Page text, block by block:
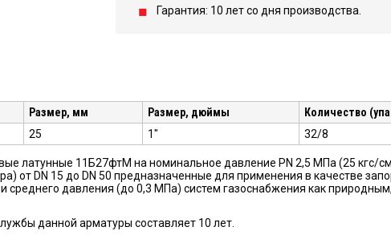
Гарантия: 10 лет со дня производства.
Размер, мм Размер, дюймы
Количество
25 1" 32/8
латунные 11Б27фтМ на номинальное давление PN 2,5 МПа (25 кгс/
от DN 15 до DN 50 предназначенные для применения в качестве
среднего давления (до 0,3 МПа) систем газоснабжения как
данной арматуры составляет 10 лет.